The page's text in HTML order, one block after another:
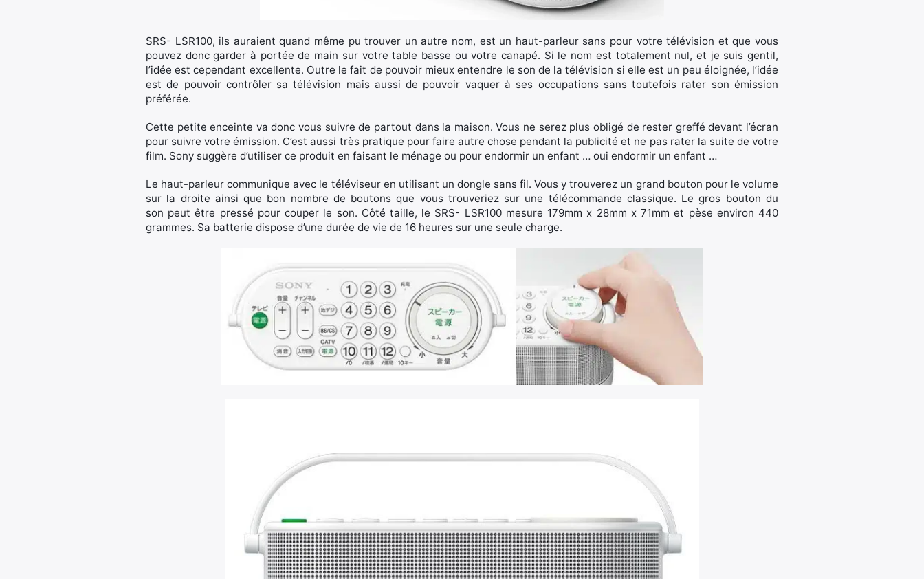
SRS- LSR100, ils auraient quand même pu trouver un autre nom, est un haut-parleur sans pour votre télévision et que vous
pouvez donc garder à portée de main sur votre table basse ou votre canapé. Si le nom est totalement nul, et je suis gentil,
l’idée est cependant excellente. Outre le fait de pouvoir mieux entendre le son de la télévision si elle est un peu éloignée, l’idée
est de pouvoir contrôler sa télévision mais aussi de pouvoir vaquer à ses occupations sans toutefois rater son émission
préférée.
Cette petite enceinte va donc vous suivre de partout dans la maison. Vous ne serez plus obligé de rester greffé devant l’écran
pour suivre votre émission. C’est aussi très pratique pour faire autre chose pendant la publicité et ne pas rater la suite de votre
film. Sony suggère d’utiliser ce produit en faisant le ménage ou pour endormir un enfant … oui endormir un enfant …
Le haut-parleur communique avec le téléviseur en utilisant un dongle sans fil. Vous y trouverez un grand bouton pour le volume
sur la droite ainsi que bon nombre de boutons que vous trouveriez sur une télécommande classique. Le gros bouton du
son peut être pressé pour couper le son. Côté taille, le SRS- LSR100 mesure 179mm x 28mm x 71mm et pèse environ 440
grammes. Sa batterie dispose d’une durée de vie de 16 heures sur une seule charge.